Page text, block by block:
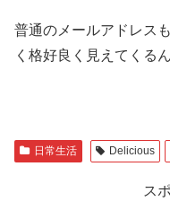
普通のメールアドレス
く格好良く見えてくる
日常生活 Delicious
ス